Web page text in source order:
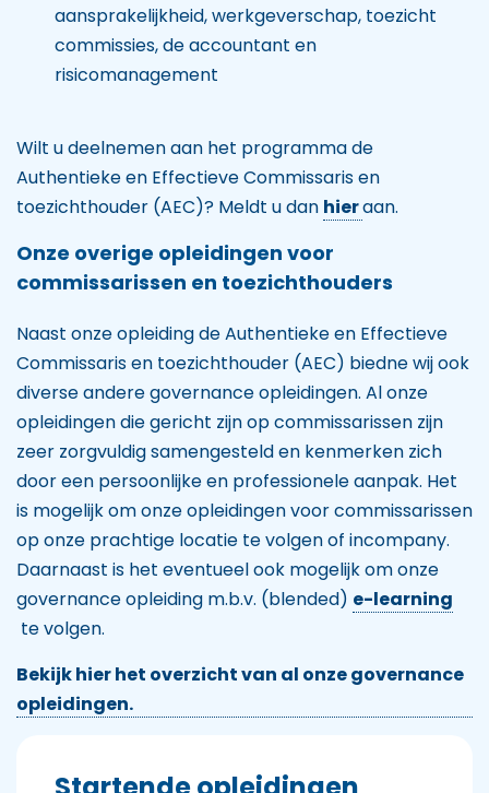
aansprakelijkheid, werkgeverschap, toezicht
commissies, de accountant en
risicomanagement
Wilt u deelnemen aan het programma de
Authentieke en Effectieve Commissaris en
toezichthouder (AEC)? Meldt u dan hieraan.
Onze overige opleidingen voor
commissarissen en toezichthouders
Naast onze opleiding de Authentieke en Effectieve
Commissaris en toezichthouder (AEC) biedne wij ook
diverse andere governance opleidingen. Al onze
opleidingen die gericht zijn op commissarissen zijn
zeer zorgvuldig samengesteld en kenmerken zich
door een persoonlijke en professionele aanpak. Het
is mogelijk om onze opleidingen voor commissarissen
op onze prachtige locatie te volgen of incompany.
Daarnaast is het eventueel ook mogelijk om onze
governance opleiding m.b.v. (blended) e-learning
te volgen.
Bekijk hier het overzicht van al onze governance
opleidingen.